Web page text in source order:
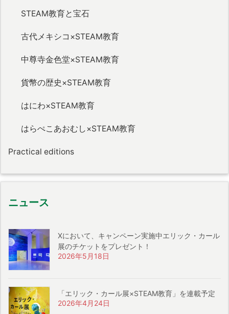
STEAM教育と宝石
古代メキシコ×STEAM教育
中尊寺金色堂×STEAM教育
貨幣の歴史×STEAM教育
はにわ×STEAM教育
はらぺこあおむし×STEAM教育
Practical editions
ニュース
Xにおいて、キャンペーン実施中エリック・カール
展のチケットをプレゼント！
2026年5月18日
「エリック・カール展×STEAM教育」を連載予定
2026年4月24日